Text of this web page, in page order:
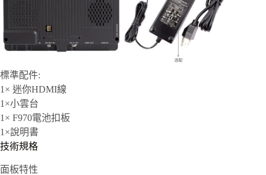
標準配件:
1× 迷你HDMI線
1×小雲台
1× F970電池扣板
1×說明書
技術規格
面板特性